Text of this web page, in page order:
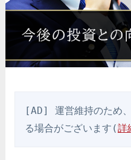
[AD] 運営維持のため
る場合がございます(詳